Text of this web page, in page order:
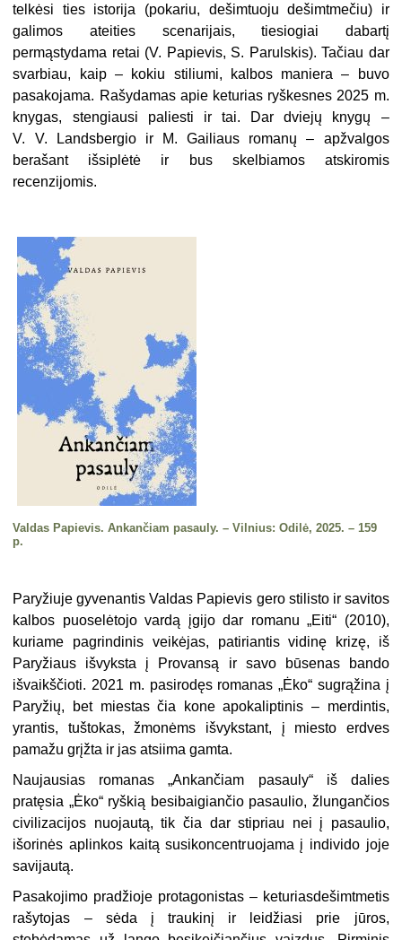
telkėsi ties istorija (pokariu, dešimtuoju dešimtmečiu) ir
galimos ateities scenarijais, tiesiogiai dabartį
permąstydama retai (V. Papievis, S. Parulskis). Tačiau dar
svarbiau, kaip – kokiu stiliumi, kalbos maniera – buvo
pasakojama. Rašydamas apie keturias ryškesnes 2025 m.
knygas, stengiausi paliesti ir tai. Dar dviejų knygų –
V. V. Landsbergio ir M. Gailiaus romanų – apžvalgos
berašant išsiplėtė ir bus skelbiamos atskiromis
recenzijomis.
Valdas Papievis. Ankančiam pasauly. – Vilnius: Odilė, 2025. – 159
p.
Paryžiuje gyvenantis Valdas Papievis gero stilisto ir savitos
kalbos puoselėtojo vardą įgijo dar romanu „Eiti“ (2010),
kuriame pagrindinis veikėjas, patiriantis vidinę krizę, iš
Paryžiaus išvyksta į Provansą ir savo būsenas bando
išvaikščioti. 2021 m. pasirodęs romanas „Ėko“ sugrąžina į
Paryžių, bet miestas čia kone apokaliptinis – merdintis,
yrantis, tuštokas, žmonėms išvykstant, į miesto erdves
pamažu grįžta ir jas atsiima gamta.
Naujausias romanas „Ankančiam pasauly“ iš dalies
pratęsia „Ėko“ ryškią besibaigiančio pasaulio, žlungančios
civilizacijos nuojautą, tik čia dar stipriau nei į pasaulio,
išorinės aplinkos kaitą susikoncentruojama į individo joje
savijautą.
Pasakojimo pradžioje protagonistas – keturiasdešimtmetis
rašytojas – sėda į traukinį ir leidžiasi prie jūros,